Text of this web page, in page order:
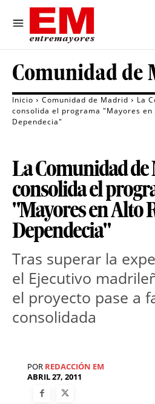
Comunidad de
Inicio Comunidad de Madrid
La
consolida el programa "Mayores en
Dependecia"
La Comunidad
consolida el
"Mayores en Alto
Dependecia"
Tras superar la
el Ejecutivo
el proyecto pase a
consolidada
POR REDACCIÓN EM
ABRIL 27, 2011